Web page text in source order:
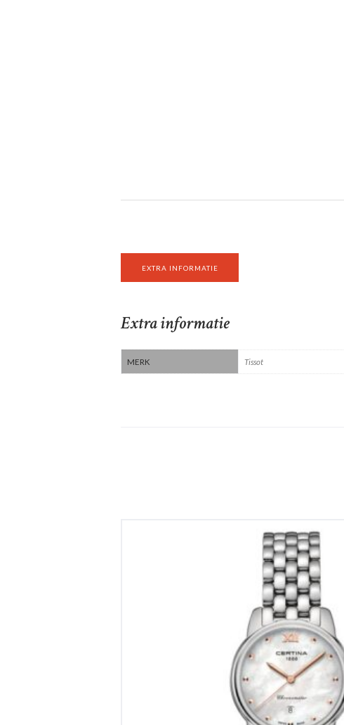
EXTRA INFORMATIE
Extra informatie
MERK Tissot
Certina DS 8
€495